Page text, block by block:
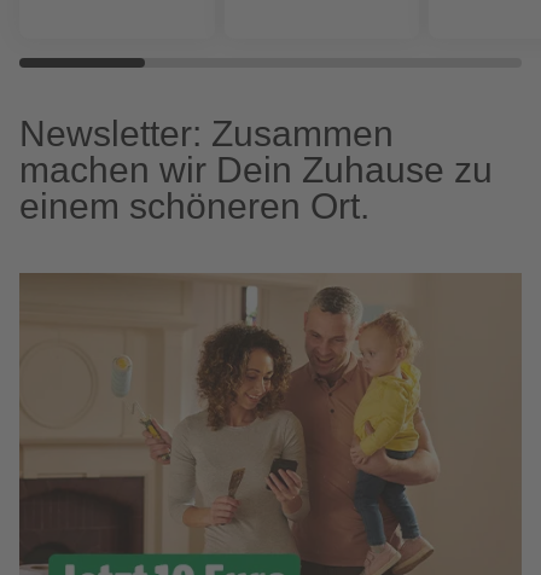
Newsletter: Zusammen
machen wir Dein Zuhause zu
einem schöneren Ort.